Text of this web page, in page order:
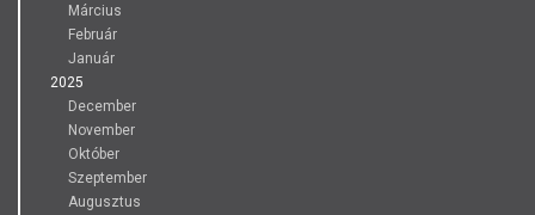
Március
Február
Január
2025
December
November
Október
Szeptember
Augusztus